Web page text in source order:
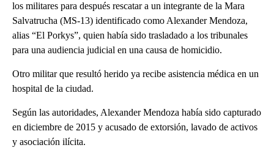
los militares para después rescatar a un integrante de la Mara
Salvatrucha (MS-13) identificado como Alexander Mendoza,
alias “El Porkys”, quien había sido trasladado a los tribunales
para una audiencia judicial en una causa de homicidio.
Otro militar que resultó herido ya recibe asistencia médica en un
hospital de la ciudad.
Según las autoridades, Alexander Mendoza había sido capturado
en diciembre de 2015 y acusado de extorsión, lavado de activos
y asociación ilícita.